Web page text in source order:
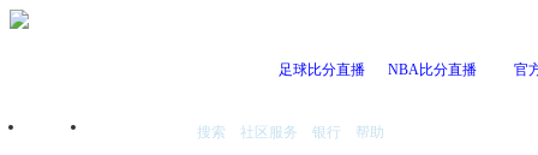
足球比分直播 NBA比分直播 官
首页 搜索 社区服务 银行 帮助